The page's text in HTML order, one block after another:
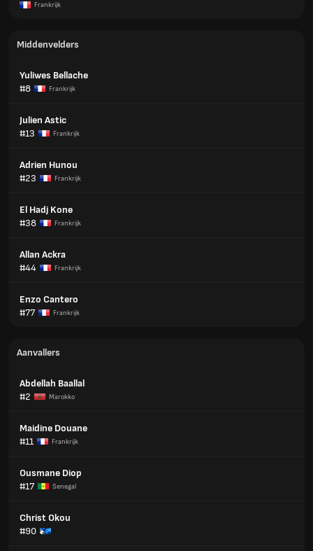
Frankrijk
Middenvelders
Yuliwes Bellache
#8
Frankrijk
Julien Astic
#13
Frankrijk
Adrien Hunou
#23
Frankrijk
El Hadj Kone
#38
Frankrijk
Allan Ackra
#44
Frankrijk
Enzo Cantero
#77
Frankrijk
Aanvallers
Abdellah Baallal
#2
Marokko
Maidine Douane
#11
Frankrijk
Ousmane Diop
#17
Senegal
Christ Okou
#90